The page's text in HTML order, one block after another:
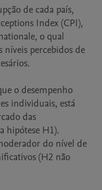
de cada país,
Index (CPI),
o qual
níveis percebidos de
o desempenho
individuais, está
das
hipótese H1).
do nível de
(H2 não